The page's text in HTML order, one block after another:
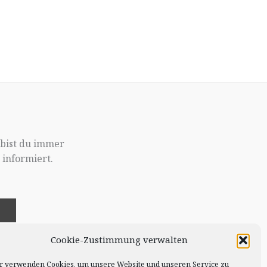
Cookie-Zustimmung verwalten
verwenden Cookies, um unsere Website und unseren Service zu
du immer
informiert.